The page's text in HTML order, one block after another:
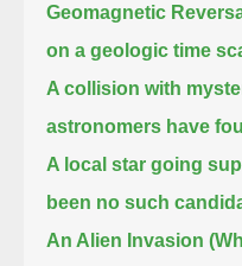
Geomagnetic
on a geologic time
A collision with
astronomers have
A local star going
been no such
An Alien Invasion